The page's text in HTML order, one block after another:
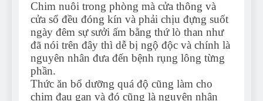
Chim nuôi trong phòng mà cửa thông và
cửa sổ đều đóng kín và phải chịu đựng suốt
ngày đêm sự sưởi ấm bằng thứ lò than như
đã nói trên đây thì dễ bị ngộ độc và chính là
nguyên nhân đưa đến bệnh rụng lông từng
phần.
Thức ăn bổ dưỡng quá độ cũng làm cho
chim đau gan và đó cũng là nguyên nhân